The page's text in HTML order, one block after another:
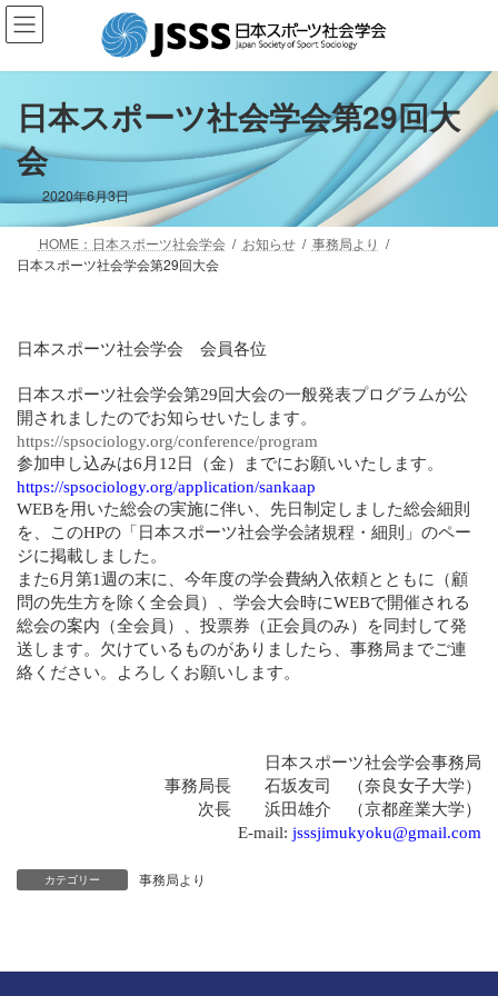
コ
ン
ス
ッ
ナ
ビ
ン
移
日本スポーツ社会学会第29回大
会
2020年6月3日
HOME：日本スポーツ社会学会 お知らせ
事務局より
日本スポーツ社会学会第29回大会
日本スポーツ社会学会 会員各位
日本スポーツ社会学会第29回大会の一般発表プログラムが公
開されましたのでお知らせいたします。
https://spsociology.org/conference/program
参加申し込みは6 月 12 日（金）までにお願いいたします。
https://spsociology.org/application/sankaap
WEBを用いた総会の実施に伴い、先日制定しました総会細則
を、このHPの「日本スポーツ社会学会諸規程・細則」のペー
ジに掲載しました。
また6 月第1週の末に、今年度の学会費納入依頼とともに（顧
問の先生方を除く全会員）、学会大会時にWEBで開催される
総会の案内（全会員）、投票券（正会員のみ）を同封して発
送します。欠けているものがありましたら、事務局までご連
絡ください。よろしくお願いします。
日本スポーツ社会学会事務局
事務局長 石坂友司 （奈良女子大学）
次長 浜田雄介 （京都産業大学）
E-mail: jsssjimukyoku@gmail.com
カテゴリー 事務局より